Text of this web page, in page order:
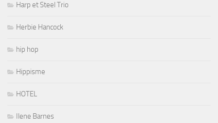
Harp et Steel Trio
Herbie Hancock
hip hop
Hippisme
HOTEL
Ilene Barnes